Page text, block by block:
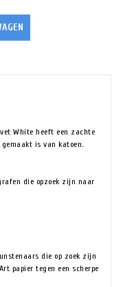
White heeft een zachte
is van katoen.
die opzoek zijn naar
die op zoek zijn
papier tegen een scherpe